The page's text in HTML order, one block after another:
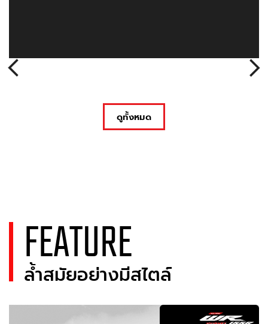
ดูทั้งหมด
FEATURE
ล้ำสมัยอย่างมีสไตล์